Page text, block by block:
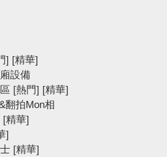
] [精華]
設備
[熱門] [精華]
翻拍Mon相
[精華]
]
[精華]